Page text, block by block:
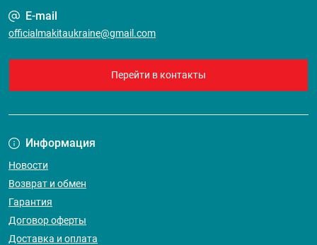
E-mail
officialmakitaukraine@gmail.com
Перейти в контакты
Информация
Новости
Возврат и обмен
Гарантия
Договор оферты
Доставка и оплата